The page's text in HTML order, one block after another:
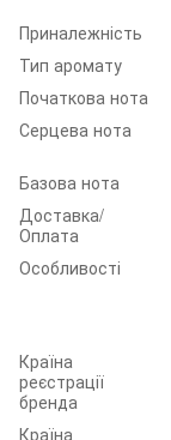
Приналежність
Тип аромату
Початкова нота
Серцева нота
Базова нота
Доставка/
Оплата
Особливості
Країна
реєстрації
бренда
Країна